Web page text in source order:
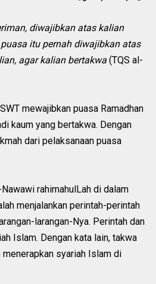
diwajibkan atas kalian
itu pernah diwajibkan atas
agar kalian bertakwa(TQS al-
mewajibkan puasa Ramadhan
kaum yang bertakwa. Dengan
dari pelaksanaan puasa
rahimahulLah di dalam
menjalankan perintah-perintah
larangan-Nya. Perintah dan
Islam. Dengan kata lain, takwa
menerapkan syariah Islam di